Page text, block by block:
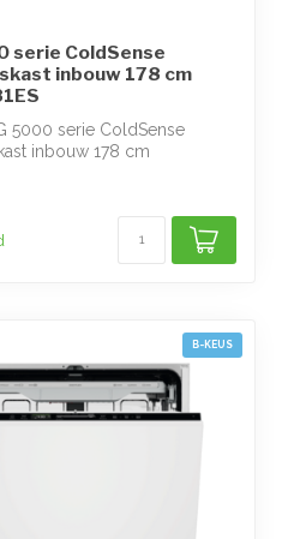
serie ColdSense
inbouw 178 cm
5000 serie ColdSense
inbouw 178 cm
B-KEUS